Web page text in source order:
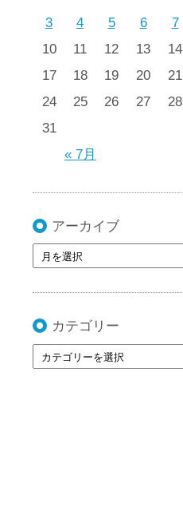
« 7月
3
4 5 6 7
10
11 12 13 14
17
18 19 20 21
24
25 26 27 28
31
アーカイブ
カテゴリー